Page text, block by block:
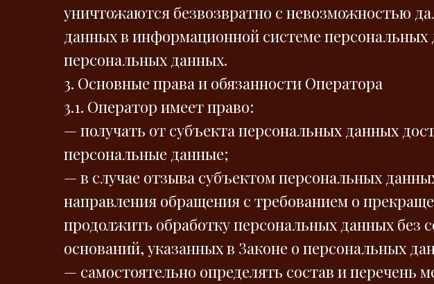
уничтожаются безвозвратно с невозможностью
данных в информационной системе
персональных данных.
3. Основные права и обязанности Оператора
3.1. Оператор имеет право:
— получать от субъекта персональных данных
персональные данные;
— в случае отзыва субъектом персональных
направления обращения с требованием о
продолжить обработку персональных данных без
оснований, указанных в Законе о персональных
— самостоятельно определять состав и перечень